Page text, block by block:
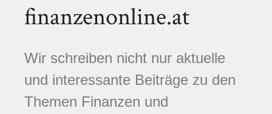
finanzenonline.at
Wir schreiben nicht nur aktuelle
und interessante Beiträge zu den
Themen Finanzen und